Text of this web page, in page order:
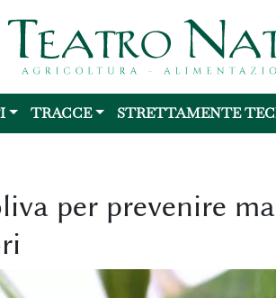
TRACCE STRETTAMENTE
per prevenire